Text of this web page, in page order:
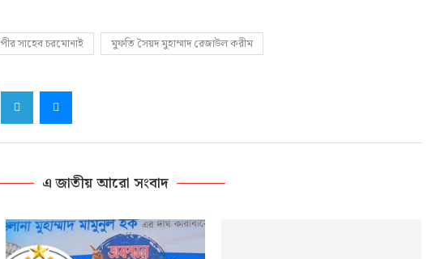
পীর সাহেব চরমোনাই মুফতি সৈয়দ মুহাম্মাদ রেজাউল করীম
এ জাতীয় আরো সংবাদ